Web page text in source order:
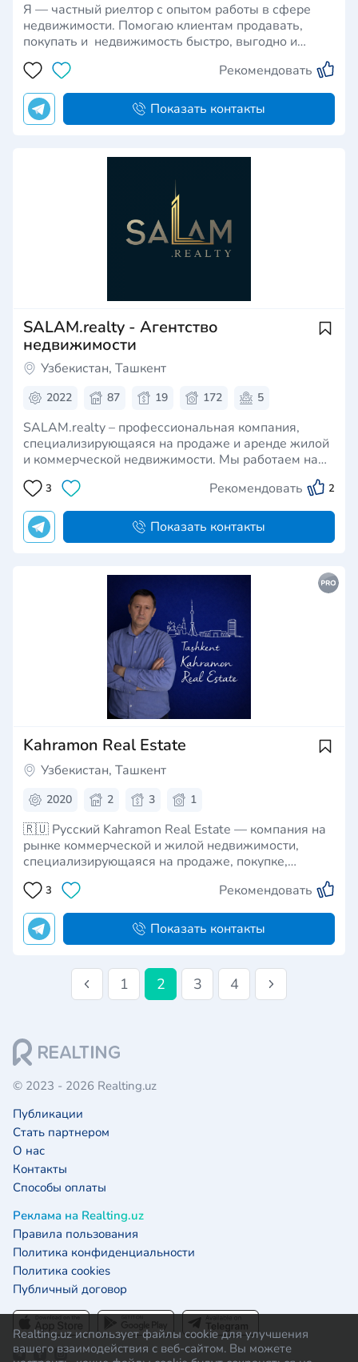
Realting.uz использует файлы cookie для улучшения
вашего взаимодействия с веб-сайтом. Вы можете
Я — частный риелтор с опытом работы в сфере
недвижимости. Помогаю клиентам продавать,
покупать и недвижимость быстро, выгодно и
безопасно. Мои преимущества: 📌 Работаю без
посредников и лишних комиссий 📌 Лично
сопровождаю сделку от первого звонка до
передачи ключей 📌 Чест…
Рекомендовать
Показать контакты
SALAM.realty - Агентство
недвижимости
Узбекистан, Ташкент
2022 87 19 172 5
SALAM.realty – профессиональная компания,
специализирующаяся на продаже и аренде жилой
и коммерческой недвижимости. Мы работаем на
международном уровне, предоставляя клиентам
доступ к недвижимости не только в Узбекистане,
но и за рубежом – в Дубае, Турции, на Кипре, в
Греции, Испании, Черног…
3 Рекомендовать 2
Показать контакты
Kahramon Real Estate
Узбекистан, Ташкент
2020 2 3 1
🇷🇺 Русский Kahramon Real Estate — компания на
рынке коммерческой и жилой недвижимости,
специализирующаяся на продаже, покупке,
управлении и сопровождении сделок с объектами
недвижимости. Компания предоставляет
профессиональные услуги в сфере подбора,
реализации и инвестирования в недвижим…
3 Рекомендовать
Показать контакты
1 2 3 4
© 2023 - 2026 Realting.uz
Публикации
Стать партнером
О нас
Контакты
Способы оплаты
Реклама на Realting.uz
Правила пользования
Политика конфиденциальности
Политика cookies
Публичный договор